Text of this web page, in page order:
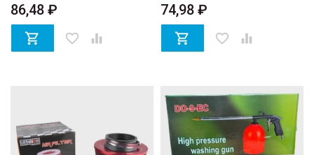
86,48 ₽
 favorite_border 
74,98 ₽
 favorite_border 